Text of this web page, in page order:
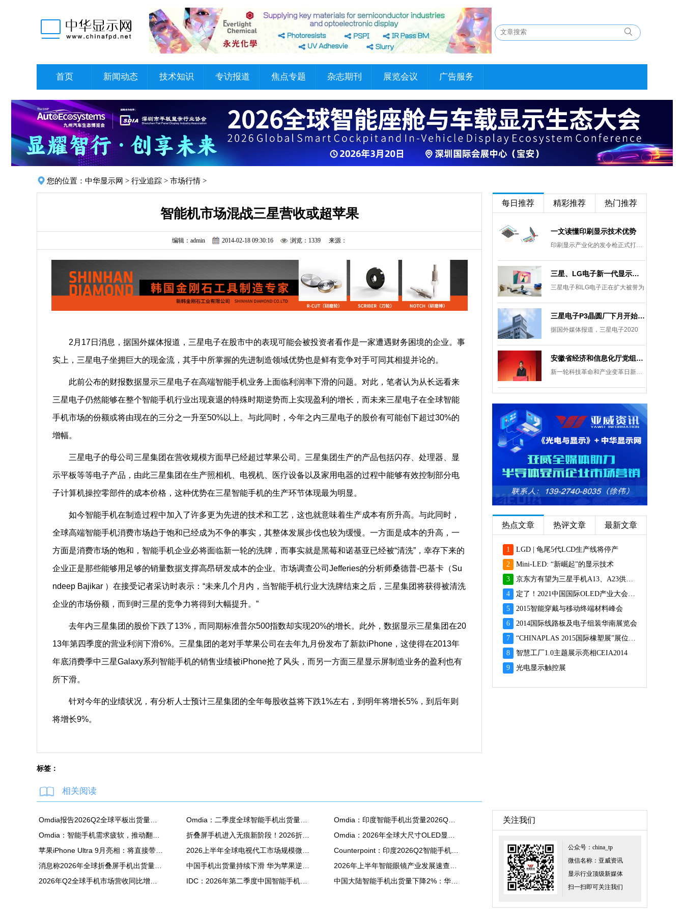
首页 新闻动态 技术知识 专访报道 焦点专题 杂志期刊 展览会议 广告服务
您的位置： 中华显示网 > 行业追踪 > 市场行情 >
智能机市场混战三星营收或超苹果
编辑：admin 2014-02-18 09:30:16 浏览：1339 来源：
2月17日消息，据国外媒体报道，三星电子在股市中的表现可能会被投资者看作是一家遭遇财务困境的企业。事
实上，三星电子坐拥巨大的现金流，其手中所掌握的先进制造领域优势也是鲜有竞争对手可同其相提并论的。
此前公布的财报数据显示三星电子在高端智能手机业务上面临利润率下滑的问题。对此，笔者认为从长远看来
三星电子仍然能够在整个智能手机行业出现衰退的特殊时期逆势而上实现盈利的增长，而未来三星电子在全球智能
手机市场的份额或将由现在的三分之一升至50%以上。与此同时，今年之内三星电子的股价有可能创下超过30%的
增幅。
三星电子的母公司三星集团在营收规模方面早已经超过苹果公司。三星集团生产的产品包括闪存、处理器、显
示平板等等电子产品，由此三星集团在生产照相机、电视机、医疗设备以及家用电器的过程中能够有效控制部分电
子计算机操控零部件的成本价格，这种优势在三星智能手机的生产环节体现最为明显。
如今智能手机在制造过程中加入了许多更为先进的技术和工艺，这也就意味着生产成本有所升高。与此同时，
全球高端智能手机消费市场趋于饱和已经成为不争的事实，其整体发展步伐也较为缓慢。一方面是成本的升高，一
方面是消费市场的饱和，智能手机企业必将面临新一轮的洗牌，而事实就是黑莓和诺基亚已经被“清洗”，幸存下来的
企业正是那些能够用足够的销量数据支撑高昂研发成本的企业。市场调查公司Jefferies的分析师桑德普-巴基卡（Su
ndeep Bajikar ）在接受记者采访时表示：“未来几个月内，当智能手机行业大洗牌结束之后，三星集团将获得被清洗
企业的市场份额，而到时三星的竞争力将得到大幅提升。”
去年内三星集团的股价下跌了13%，而同期标准普尔500指数却实现20%的增长。此外，数据显示三星集团在20
13年第四季度的营业利润下滑6%。三星集团的老对手苹果公司在去年九月份发布了新款iPhone，这使得在2013年
年底消费季中三星Galaxy系列智能手机的销售业绩被iPhone抢了风头，而另一方面三星显示屏制造业务的盈利也有
所下滑。
针对今年的业绩状况，有分析人士预计三星集团的全年每股收益将下跌1%左右，到明年将增长5%，到后年则
将增长9%。
标签：
相关阅读
每日推荐 精彩推荐 热门推荐
一文读懂印刷显示技术优势
印刷显示产业化的发令枪正式打响。
三星、LG电子新一代显示发展目标：集中扩大Micro LED 应用产品线
三星电子和LG电子正在扩大被誉为
三星电子P3晶圆厂下月开始安装设备，计划下半年建成
据国外媒体报道，三星电子2020
安徽省经济和信息化厅党组成员、副厅长柯文斌：掌握显示技术发展主动权 打造新型显示产业制造集群
新一轮科技革命和产业变革日新月异
热点文章 热评文章 最新文章
1
LGD | 龟尾5代LCD生产线将停产
2
Mini-LED: “新崛起”的显示技术
3
京东方有望为三星手机A13、A23供应面板
4
定了！2021中国国际OLED产业大会12月重磅启幕
5
2015智能穿戴与移动终端材料峰会
6
2014国际线路板及电子组装华南展览会
7
“CHINAPLAS 2015国际橡塑展”展位预订火爆 彰显橡塑业乐观前景
8
智慧工厂1.0主题展示亮相CEIA2014
9
光电显示触控展
关注我们
公众号：china_tp
微信名称：亚威资讯
显示行业顶级新媒体
扫一扫即可关注我们